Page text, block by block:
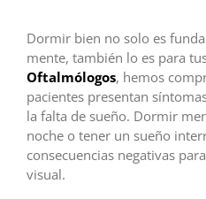
Dormir bien no solo es
mente, también lo es para
Oftalmólogos, hemos
pacientes presentan
la falta de sueño. Dormir
noche o tener un sueño
consecuencias negativas
visual.